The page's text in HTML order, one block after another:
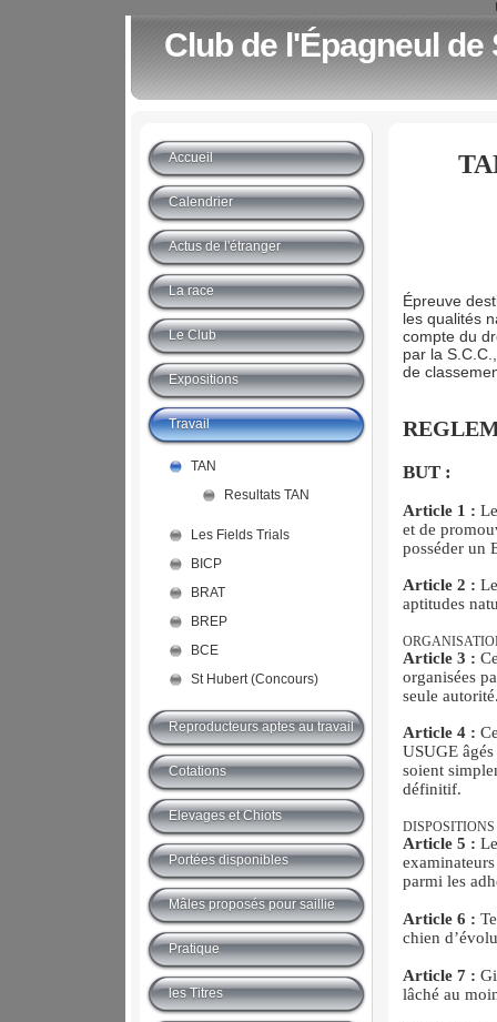
Club de l'Épagneul de
Épreuve
les qualités
compte du
par la
de
BUT :
Article 1 :
et de
posséder un
Article 2 :
aptitudes
Article 3 :
organisées
seule
Article 4 :
USUGE
soient
définitif.
Article 5 :
parmi les
Article 6 :
chien
Article 7 :
lâché au
Accueil
Calendrier
Actus de l'étranger
La race
Le Club
Expositions
Travail
TAN
Resultats TAN
Les Fields Trials
BICP
BRAT
BREP
BCE
St Hubert (Concours)
Reproducteurs aptes au travail
Cotations
Elevages et Chiots
Portées disponibles
Mâles proposés pour saillie
Pratique
les Titres